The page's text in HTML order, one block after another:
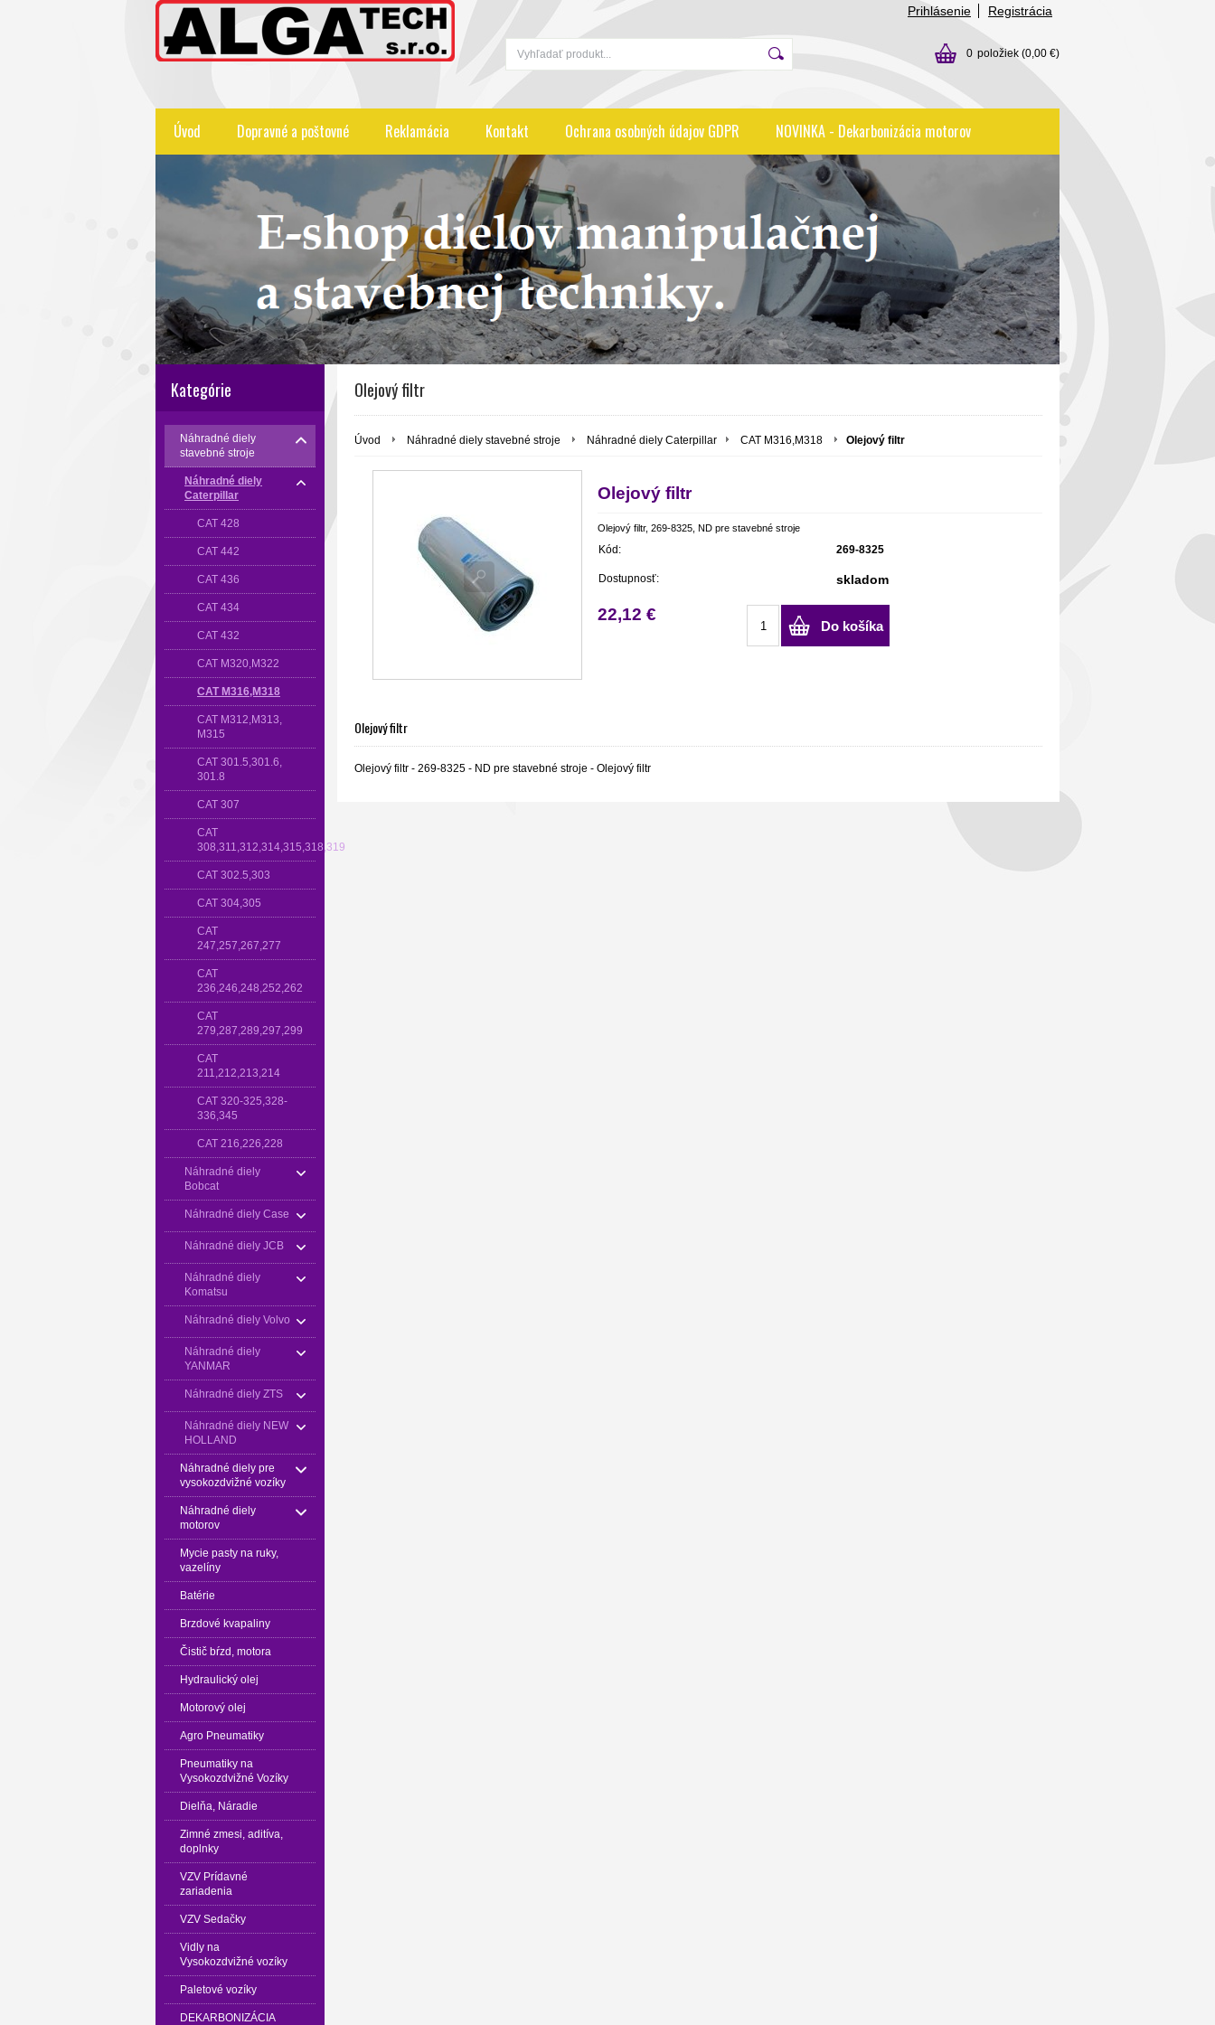
Prihlásenie Registrácia
0 položiek (0,00 €)
Úvod Dopravné a poštovné Reklamácia Kontakt Ochrana osobných údajov GDPR NOVINKA - Dekarbonizácia motorov
Kategórie
Náhradné diely
stavebné stroje
Náhradné diely
Caterpillar
CAT 428
CAT 442
CAT 436
CAT 434
CAT 432
CAT M320,M322
CAT M316,M318
CAT M312,M313,
M315
CAT 301.5,301.6,
301.8
CAT 307
CAT
308,311,312,314,315,318,319
CAT 302.5,303
CAT 304,305
CAT
247,257,267,277
CAT
236,246,248,252,262
CAT
279,287,289,297,299
CAT
211,212,213,214
CAT 320-325,328-
336,345
CAT 216,226,228
Náhradné diely
Bobcat
Náhradné diely Case
Náhradné diely JCB
Náhradné diely
Komatsu
Náhradné diely Volvo
Náhradné diely
YANMAR
Náhradné diely ZTS
Náhradné diely NEW
HOLLAND
Náhradné diely pre
vysokozdvižné vozíky
Náhradné diely
motorov
Mycie pasty na ruky,
vazelíny
Batérie
Brzdové kvapaliny
Čistič bŕzd, motora
Hydraulický olej
Motorový olej
Agro Pneumatiky
Pneumatiky na
Vysokozdvižné Vozíky
Dielňa, Náradie
Zimné zmesi, aditíva,
doplnky
VZV Prídavné
zariadenia
VZV Sedačky
Vidly na
Vysokozdvižné vozíky
Paletové vozíky
DEKARBONIZÁCIA
Olejový filtr
Úvod Náhradné diely stavebné stroje Náhradné diely Caterpillar CAT M316,M318 Olejový filtr
Olejový filtr
Olejový filtr, 269-8325, ND pre stavebné stroje
Kód: 269-8325
Dostupnosť: skladom
22,12 €
Do košíka
Olejový filtr
Olejový filtr - 269-8325 - ND pre stavebné stroje - Olejový filtr